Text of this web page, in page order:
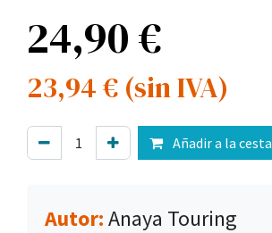
24,90€
23,94€ (sin IVA)
Añadir a la cesta
Autor:Anaya Touring